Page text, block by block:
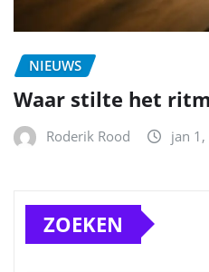
NIEUWS
Waar stilte het
Roderik Rood jan
ZOEKEN